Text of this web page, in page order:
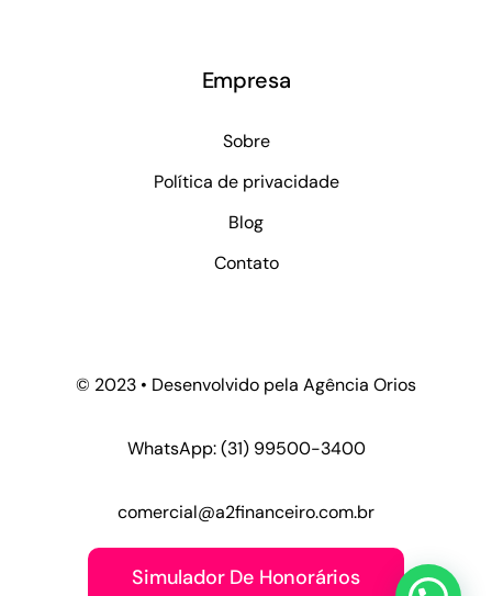
Empresa
Sobre
Política de privacidade
Blog
Contato
© 2023 • Desenvolvido pela Agência Orios
WhatsApp:(31) 99500-3400
comercial@a2financeiro.com.br
Simulador De Honorários